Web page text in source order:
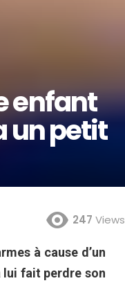
enfant
un petit
247 Views
à cause d’un
lui fait perdre son